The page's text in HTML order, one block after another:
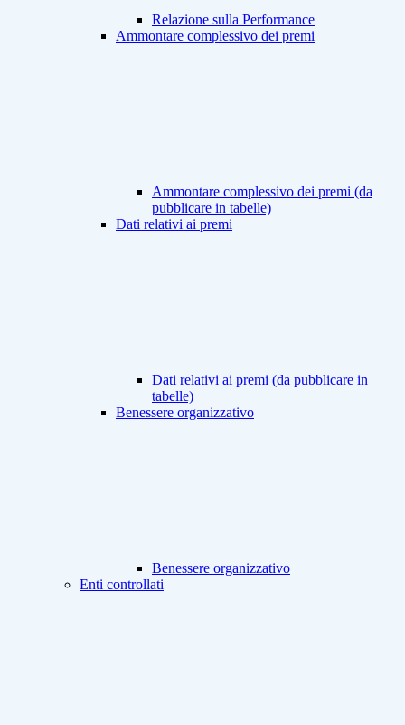
Relazione sulla Performance
Ammontare complessivo dei premi
Ammontare complessivo dei premi (da
pubblicare in tabelle)
Dati relativi ai premi
Dati relativi ai premi (da pubblicare in
tabelle)
Benessere organizzativo
Benessere organizzativo
Enti controllati